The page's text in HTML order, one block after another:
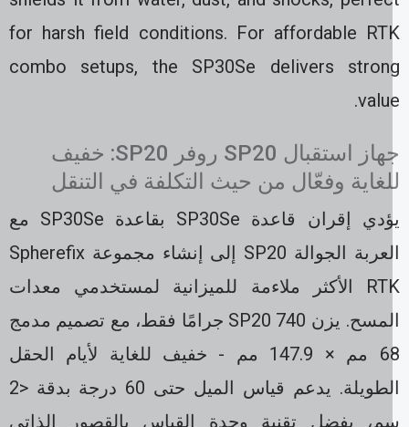
for harsh field conditions. For affordable
combo setups, the SP30Se delivers
جهاز استقبال SP20 روفر SP20: خفيف
وفعّال من حيث التكلفة في التنقل
يؤدي إقران قاعدة SP30Se بقاعدة SP30Se مع
العربة الجوالة SP20 إلى إنشاء مجموعة Spherefix
RTK الأكثر ملاءمة للميزانية لمستخدمي معدات
المسح. يزن SP20 740 جرامًا فقط، مع تصميم مدمج
68 مم × 147.9 مم - خفيف للغاية لأيام الحقل
الطويلة. يدعم قياس الميل حتى 60 درجة بدقة <2
بفضل تقنية وحدة القياس بالقصور الذاتي